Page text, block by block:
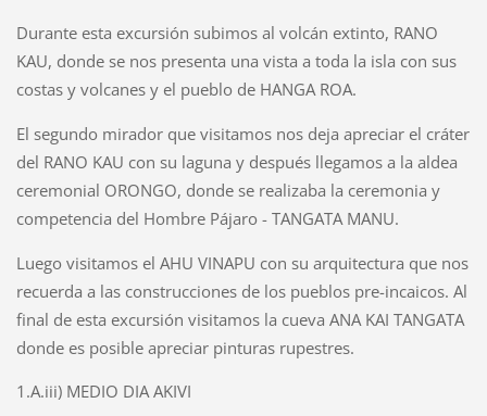
Durante esta excursión subimos al volcán extinto, RANO
KAU, donde se nos presenta una vista a toda la isla con sus
costas y volcanes y el pueblo de HANGA ROA.
El segundo mirador que visitamos nos deja apreciar el cráter
del RANO KAU con su laguna y después llegamos a la aldea
ceremonial ORONGO, donde se realizaba la ceremonia y
competencia del Hombre Pájaro - TANGATA MANU.
Luego visitamos el AHU VINAPU con su arquitectura que nos
recuerda a las construcciones de los pueblos pre-incaicos. Al
final de esta excursión visitamos la cueva ANA KAI TANGATA
donde es posible apreciar pinturas rupestres.
1.A.iii) MEDIO DIA AKIVI